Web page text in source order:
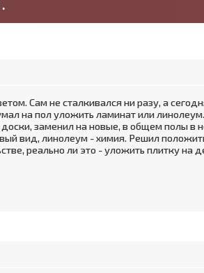
Сам не сталкивался ни разу, а
на пол уложить ламинат или
заменил на новые, в общем полы в
вид, линолеум - химия. Решил
реально ли это - уложить плитку на